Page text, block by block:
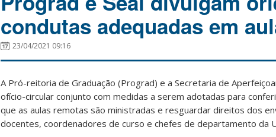
condutas adequadas em
23/04/2021 09:16
A Pró-reitoria de Graduação (Prograd) e a Secretaria de
ofício-circular conjunto com medidas a serem adotadas para
que as aulas remotas são ministradas e resguardar direitos dos
docentes, coordenadores de curso e chefes de departamento da